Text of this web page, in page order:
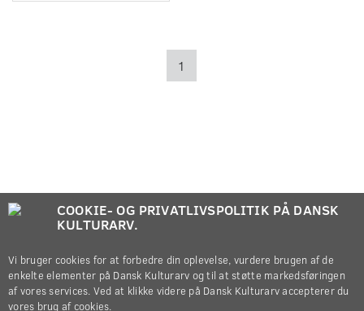
1
COOKIE- OG PRIVATLIVSPOLITIK PÅ DANSK
KULTURARV.
Vi bruger cookies for at forbedre din oplevelse, vurdere brugen af de
enkelte elementer på Dansk Kulturarv og til at støtte markedsføringen
af vores services. Ved at klikke videre på Dansk Kulturarv accepterer du
vores brug af cookies.